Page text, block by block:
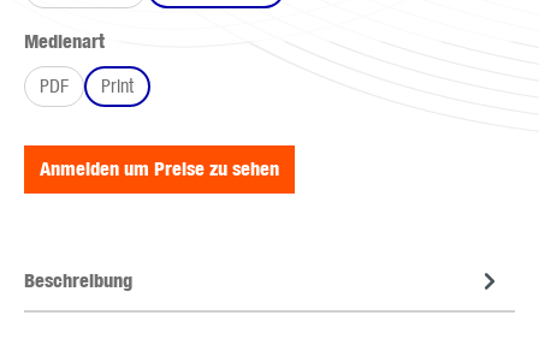
Medienartauswählen
PDF
Print
Anmelden um Preise zu sehen
Beschreibung